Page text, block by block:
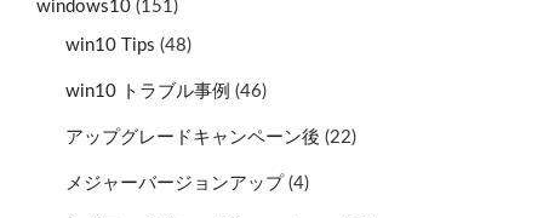
windows10 (151)
win10 Tips (48)
win10 トラブル事例 (46)
アップグレードキャンペーン後 (22)
メジャーバージョンアップ(4)